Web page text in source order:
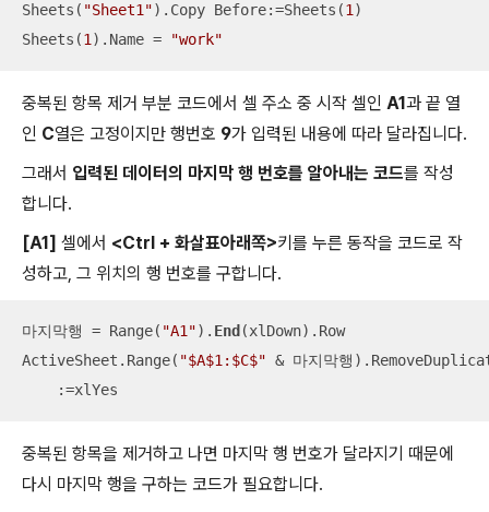
Sheets( "Sheet1").Copy Before:=Sheets(1 )
Sheets(1 ).Name = "work"
중복된 항목 제거 부분 코드에서 셀 주소 중 시작 셀인 A1과 끝 열
인 C열은 고정이지만 행번호 9가 입력된 내용에 따라 달라집니다.
그래서 입력된 데이터의 마지막 행 번호를 알아내는 코드를 작성
합니다.
[A1] 셀에서 <Ctrl + 화살표아래쪽>키를 누른 동작을 코드로 작
성하고, 그 위치의 행 번호를 구합니다.
마지막행 = Range( "A1"). End (xlDown).Row
ActiveSheet.Range( "$A$1:$C$" & 마지막행
    :=xlYes
중복된 항목을 제거하고 나면 마지막 행 번호가 달라지기 때문에
다시 마지막 행을 구하는 코드가 필요합니다.